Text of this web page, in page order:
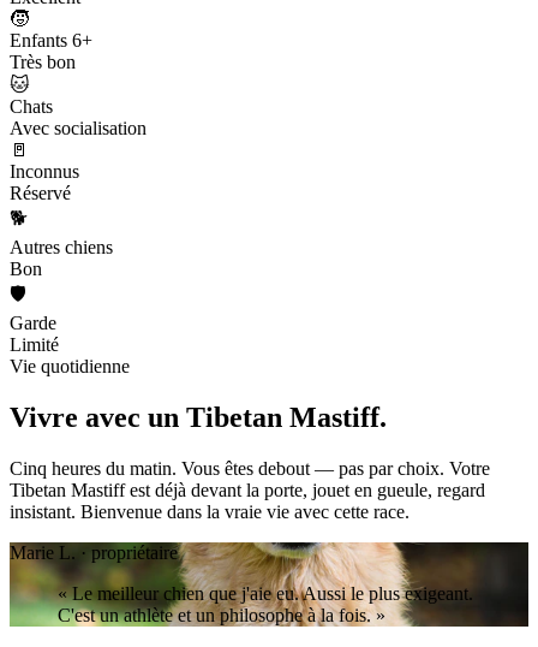
🧒
Enfants 6+
Très bon
🐱
Chats
Avec socialisation
🚪
Inconnus
Réservé
🐕
Autres chiens
Bon
🛡️
Garde
Limité
Vie quotidienne
Vivre avec un Tibetan Mastiff.
Cinq heures du matin. Vous êtes debout — pas par choix. Votre
Tibetan Mastiff est déjà devant la porte, jouet en gueule, regard
insistant. Bienvenue dans la vraie vie avec cette race.
Marie L. · propriétaire
« Le meilleur chien que j'aie eu. Aussi le plus exigeant.
C'est un athlète et un philosophe à la fois. »